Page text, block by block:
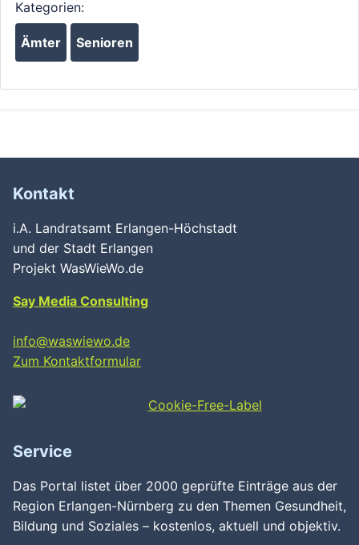
Kategorien:
Ämter Senioren
Kontakt
i.A. Landratsamt Erlangen-Höchstadt
und der Stadt Erlangen
Projekt WasWieWo.de
Say Media Consulting
info@waswiewo.de
Zum Kontaktformular
Service
Das Portal listet über 2000 geprüfte Einträge aus der
Region Erlangen-Nürnberg zu den Themen Gesundheit,
Bildung und Soziales – kostenlos, aktuell und objektiv.